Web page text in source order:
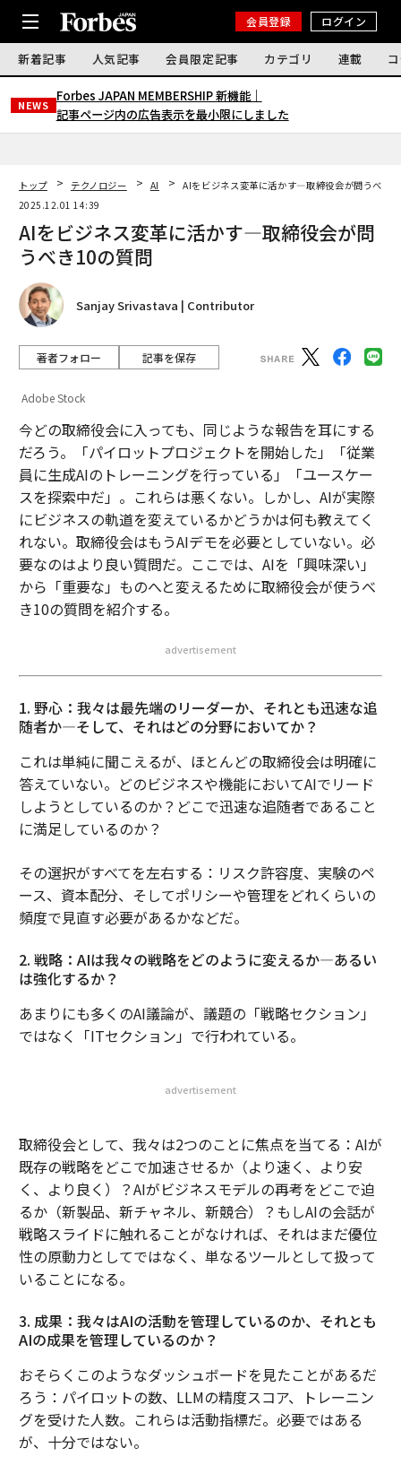
会員登録 ログイン
新着記事 人気記事 会員限定記事 カテゴリ 連載
NEWS
Forbes JAPAN MEMBERSHIP 新機能｜
記事ページ内の広告表示を最小限にしました
トップ テクノロジー AI
AIをビジネス変革に活かす―取締役会が問うべき
2025.12.01 14:39
AIをビジネス変革に活かす―取締役会が問
うべき10の質問
Sanjay Srivastava | Contributor
著者フォロー 記事を保存
Adobe Stock
今どの取締役会に入っても、同じような報告を耳にする
だろう。「パイロットプロジェクトを開始した」「従業
員に生成AIのトレーニングを行っている」「ユースケー
スを探索中だ」。これらは悪くない。しかし、AIが実際
にビジネスの軌道を変えているかどうかは何も教えてく
れない。取締役会はもうAIデモを必要としていない。必
要なのはより良い質問だ。ここでは、AIを「興味深い」
から「重要な」ものへと変えるために取締役会が使うべ
き10の質問を紹介する。
advertisement
1. 野心：我々は最先端のリーダーか、それとも迅速な追
随者か―そして、それはどの分野においてか？
これは単純に聞こえるが、ほとんどの取締役会は明確に
答えていない。どのビジネスや機能においてAIでリード
しようとしているのか？どこで迅速な追随者であること
に満足しているのか？
その選択がすべてを左右する：リスク許容度、実験のペ
ース、資本配分、そしてポリシーや管理をどれくらいの
頻度で見直す必要があるかなどだ。
2. 戦略：AIは我々の戦略をどのように変えるか―あるい
は強化するか？
あまりにも多くのAI議論が、議題の「戦略セクション」
ではなく「ITセクション」で行われている。
advertisement
取締役会として、我々は2つのことに焦点を当てる：AIが
既存の戦略をどこで加速させるか（より速く、より安
く、より良く）？AIがビジネスモデルの再考をどこで迫
るか（新製品、新チャネル、新競合）？もしAIの会話が
戦略スライドに触れることがなければ、それはまだ優位
性の原動力としてではなく、単なるツールとして扱って
いることになる。
3. 成果：我々はAIの活動を管理しているのか、それとも
AIの成果を管理しているのか？
おそらくこのようなダッシュボードを見たことがあるだ
ろう：パイロットの数、LLMの精度スコア、トレーニン
グを受けた人数。これらは活動指標だ。必要ではある
が、十分ではない。